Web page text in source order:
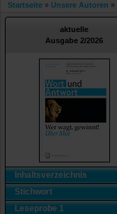
Startseite » Unsere Autoren »
aktuelle
Ausgabe 2/2026
Inhaltsverzeichnis
Stichwort
Leseprobe 1